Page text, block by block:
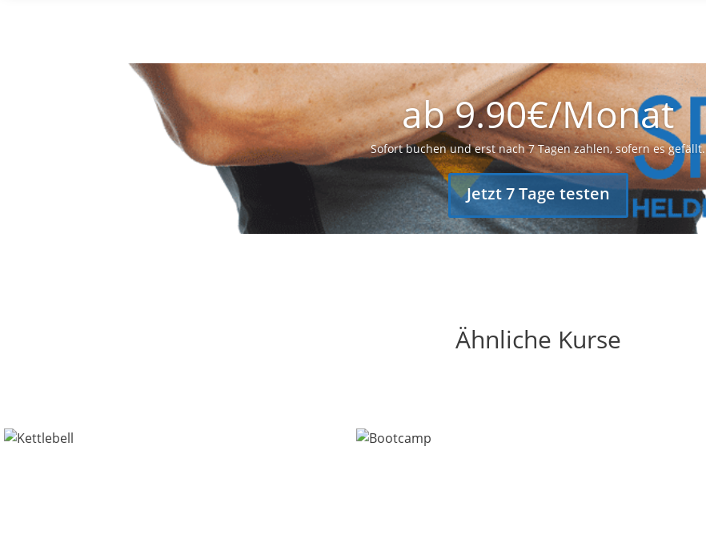
ab 9.90€/Monat
Sofort buchen und erst nach 7 Tagen zahlen, sofern es gefällt.
Jetzt 7 Tage testen
Ähnliche Kurse